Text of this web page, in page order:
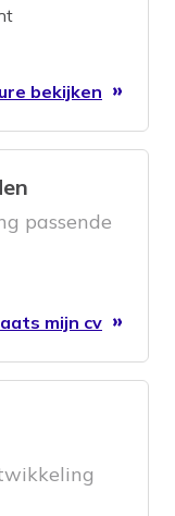
bekijken
passende
mijn cv